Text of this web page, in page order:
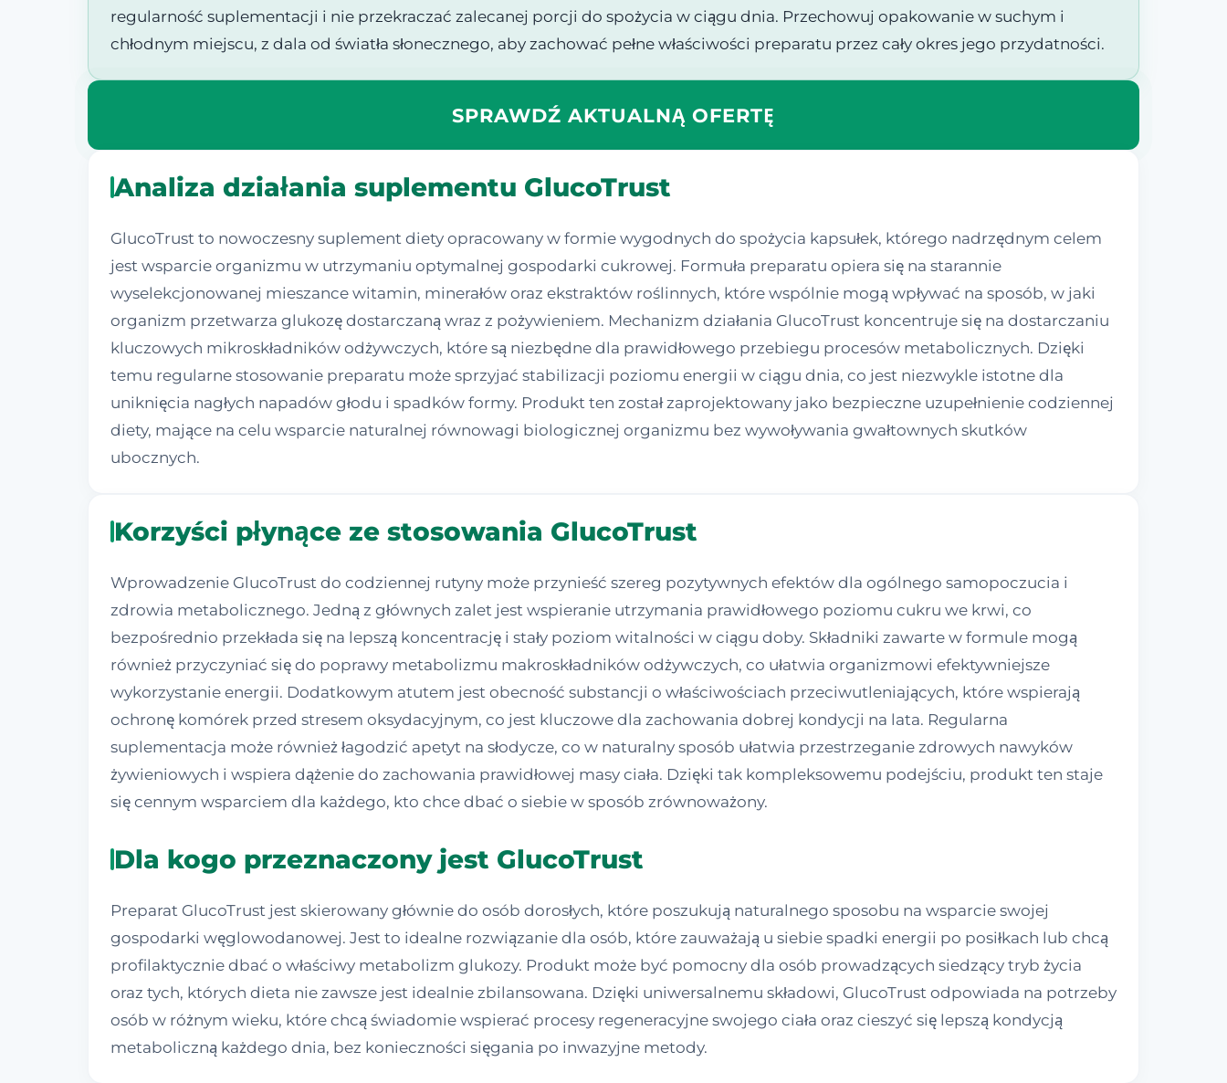
regularność suplementacji i nie przekraczać zalecanej porcji do spożycia w ciągu dnia. Przechowuj opakowanie w suchym i
chłodnym miejscu, z dala od światła słonecznego, aby zachować pełne właściwości preparatu przez cały okres jego przydatności.
SPRAWDŹ AKTUALNĄ OFERTĘ
Analiza działania suplementu GlucoTrust
GlucoTrust to nowoczesny suplement diety opracowany w formie wygodnych do spożycia kapsułek, którego nadrzędnym celem
jest wsparcie organizmu w utrzymaniu optymalnej gospodarki cukrowej. Formuła preparatu opiera się na starannie
wyselekcjonowanej mieszance witamin, minerałów oraz ekstraktów roślinnych, które wspólnie mogą wpływać na sposób, w jaki
organizm przetwarza glukozę dostarczaną wraz z pożywieniem. Mechanizm działania GlucoTrust koncentruje się na dostarczaniu
kluczowych mikroskładników odżywczych, które są niezbędne dla prawidłowego przebiegu procesów metabolicznych. Dzięki
temu regularne stosowanie preparatu może sprzyjać stabilizacji poziomu energii w ciągu dnia, co jest niezwykle istotne dla
uniknięcia nagłych napadów głodu i spadków formy. Produkt ten został zaprojektowany jako bezpieczne uzupełnienie codziennej
diety, mające na celu wsparcie naturalnej równowagi biologicznej organizmu bez wywoływania gwałtownych skutków
ubocznych.
Korzyści płynące ze stosowania GlucoTrust
Wprowadzenie GlucoTrust do codziennej rutyny może przynieść szereg pozytywnych efektów dla ogólnego samopoczucia i
zdrowia metabolicznego. Jedną z głównych zalet jest wspieranie utrzymania prawidłowego poziomu cukru we krwi, co
bezpośrednio przekłada się na lepszą koncentrację i stały poziom witalności w ciągu doby. Składniki zawarte w formule mogą
również przyczyniać się do poprawy metabolizmu makroskładników odżywczych, co ułatwia organizmowi efektywniejsze
wykorzystanie energii. Dodatkowym atutem jest obecność substancji o właściwościach przeciwutleniających, które wspierają
ochronę komórek przed stresem oksydacyjnym, co jest kluczowe dla zachowania dobrej kondycji na lata. Regularna
suplementacja może również łagodzić apetyt na słodycze, co w naturalny sposób ułatwia przestrzeganie zdrowych nawyków
żywieniowych i wspiera dążenie do zachowania prawidłowej masy ciała. Dzięki tak kompleksowemu podejściu, produkt ten staje
się cennym wsparciem dla każdego, kto chce dbać o siebie w sposób zrównoważony.
Dla kogo przeznaczony jest GlucoTrust
Preparat GlucoTrust jest skierowany głównie do osób dorosłych, które poszukują naturalnego sposobu na wsparcie swojej
gospodarki węglowodanowej. Jest to idealne rozwiązanie dla osób, które zauważają u siebie spadki energii po posiłkach lub chcą
profilaktycznie dbać o właściwy metabolizm glukozy. Produkt może być pomocny dla osób prowadzących siedzący tryb życia
oraz tych, których dieta nie zawsze jest idealnie zbilansowana. Dzięki uniwersalnemu składowi, GlucoTrust odpowiada na potrzeby
osób w różnym wieku, które chcą świadomie wspierać procesy regeneracyjne swojego ciała oraz cieszyć się lepszą kondycją
metaboliczną każdego dnia, bez konieczności sięgania po inwazyjne metody.